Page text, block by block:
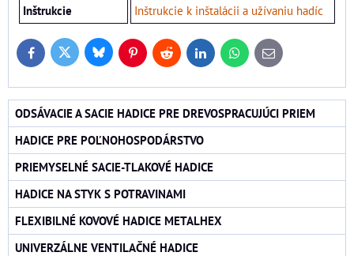
Inštrukcie
Inštrukcie k inštalácii a užívaniu hadíc
FacebookTwitter BlueskyPinterestReddit LinkedInWhatsApp
E-
mail
ODSÁVACIE A SACIE HADICE PRE DREVOSPRACUJÚCI PRIEM
HADICE PRE POĽNOHOSPODÁRSTVO
PRIEMYSELNÉ SACIE-TLAKOVÉ HADICE
HADICE NA STYK S POTRAVINAMI
FLEXIBILNÉ KOVOVÉ HADICE METALHEX
UNIVERZÁLNE VENTILAČNÉ HADICE